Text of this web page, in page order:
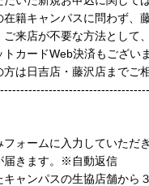
籍キャンパスに問わず、
来店が不要な方法として、
カードWeb決済もござい
は日吉店・藤沢店までご
ォームに入力していただき
届きます。※自動返信
キャンパスの生協店舗から